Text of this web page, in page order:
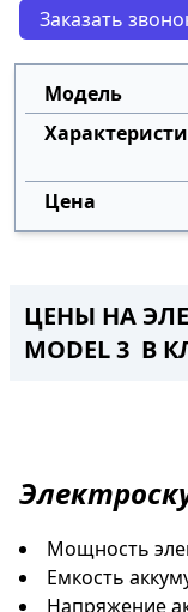
Заказать
ЦЕНЫ НА
MODEL 3 В
Мощность
Емкость
Напряжение